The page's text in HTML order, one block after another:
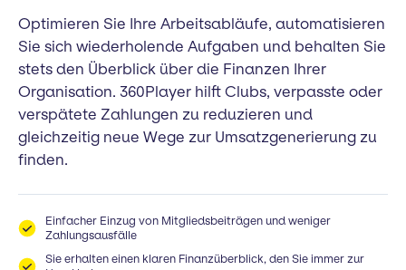
Optimieren Sie Ihre Arbeitsabläufe, automatisieren
Sie sich wiederholende Aufgaben und behalten Sie
stets den Überblick über die Finanzen Ihrer
Organisation. 360Player hilft Clubs, verpasste oder
verspätete Zahlungen zu reduzieren und
gleichzeitig neue Wege zur Umsatzgenerierung zu
finden.
Einfacher Einzug von Mitgliedsbeiträgen und weniger
Zahlungsausfälle
Sie erhalten einen klaren Finanzüberblick, den Sie immer zur